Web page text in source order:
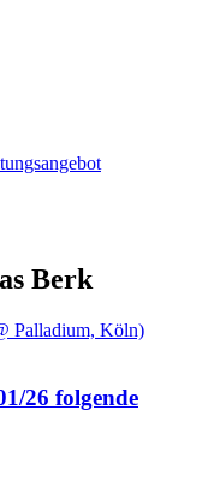
Berk
26 folgende